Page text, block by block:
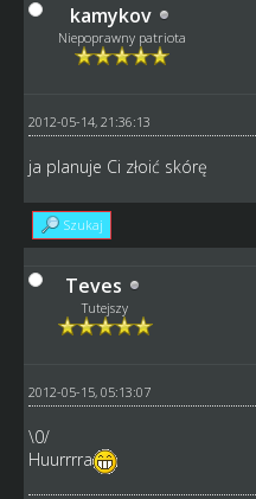
kamykov
Niepoprawny patriota
2012-05-14, 21:36:13
ja planuje Ci złoić skórę
Szukaj
Teves
Tutejszy
2012-05-15, 05:13:07
\0/
Huurrrra